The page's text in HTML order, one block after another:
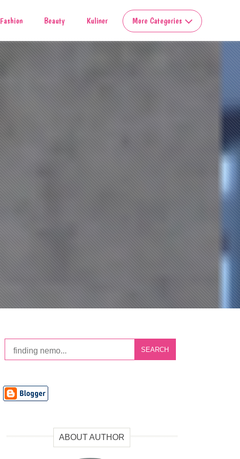
Fashion Beauty Kuliner More Categories
SEARCH
ABOUT AUTHOR